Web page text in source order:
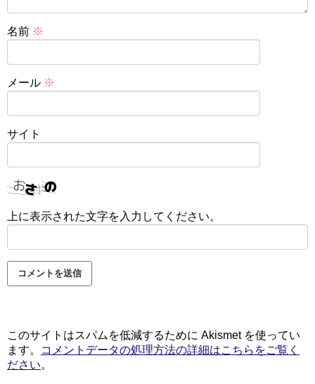
名前 ※
メール ※
サイト
上に表示された文字を入力してください。
このサイトはスパムを低減するために Akismet を使ってい
ます。
コメントデータの処理方法の詳細はこちらをご覧く
ださい。